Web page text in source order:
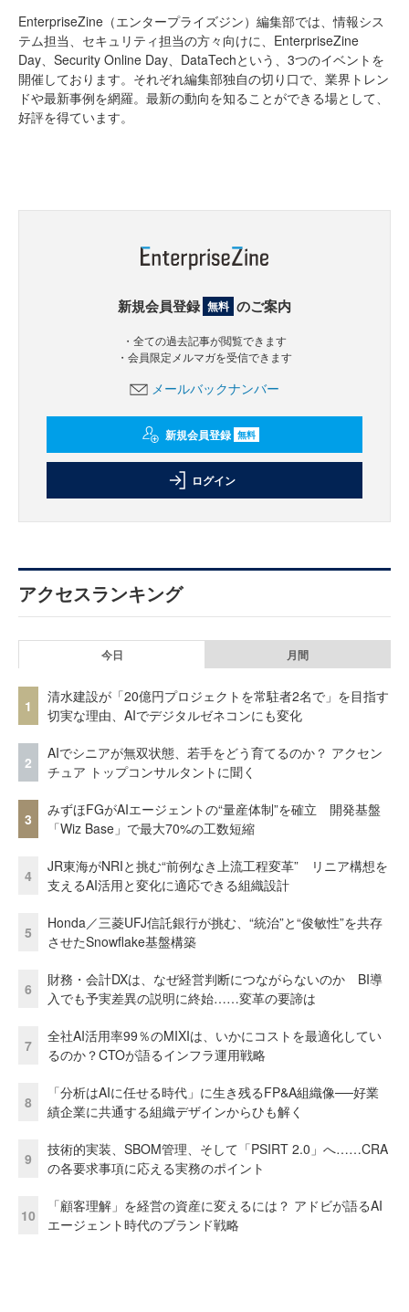
EnterpriseZine（エンタープライズジン）編集部では、情報シス
テム担当、セキュリティ担当の方々向けに、EnterpriseZine
Day、Security Online Day、DataTechという、3つのイベントを
開催しております。それぞれ編集部独自の切り口で、業界トレン
ドや最新事例を網羅。最新の動向を知ることができる場として、
好評を得ています。
新規会員登録 無料 のご案内
・全ての過去記事が閲覧できます
・会員限定メルマガを受信できます
メールバックナンバー
新規会員登録 無料
ログイン
アクセスランキング
今日 月間
1
清水建設が「20億円プロジェクトを常駐者2名で」を目指す
切実な理由、AIでデジタルゼネコンにも変化
2
AIでシニアが無双状態、若手をどう育てるのか？ アクセン
チュア トップコンサルタントに聞く
3
みずほFGがAIエージェントの“量産体制”を確立 開発基盤
「Wiz Base」で最大70%の工数短縮
4
JR東海がNRIと挑む“前例なき上流工程変革” リニア構想を
支えるAI活用と変化に適応できる組織設計
5
Honda／三菱UFJ信託銀行が挑む、“統治”と“俊敏性”を共存
させたSnowflake基盤構築
6
財務・会計DXは、なぜ経営判断につながらないのか BI導
入でも予実差異の説明に終始……変革の要諦は
7
全社AI活用率99％のMIXIは、いかにコストを最適化してい
るのか？CTOが語るインフラ運用戦略
8
「分析はAIに任せる時代」に生き残るFP&A組織像──好業
績企業に共通する組織デザインからひも解く
9
技術的実装、SBOM管理、そして「PSIRT 2.0」へ……CRA
の各要求事項に応える実務のポイント
10
「顧客理解」を経営の資産に変えるには？ アドビが語るAI
エージェント時代のブランド戦略